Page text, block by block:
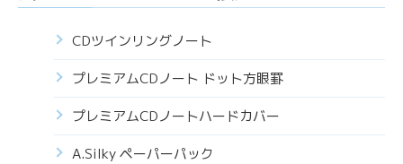
CDツインリングノート
プレミアムCDノート ドット方眼罫
プレミアムCDノートハードカバー
A.Silky ペーパーパック